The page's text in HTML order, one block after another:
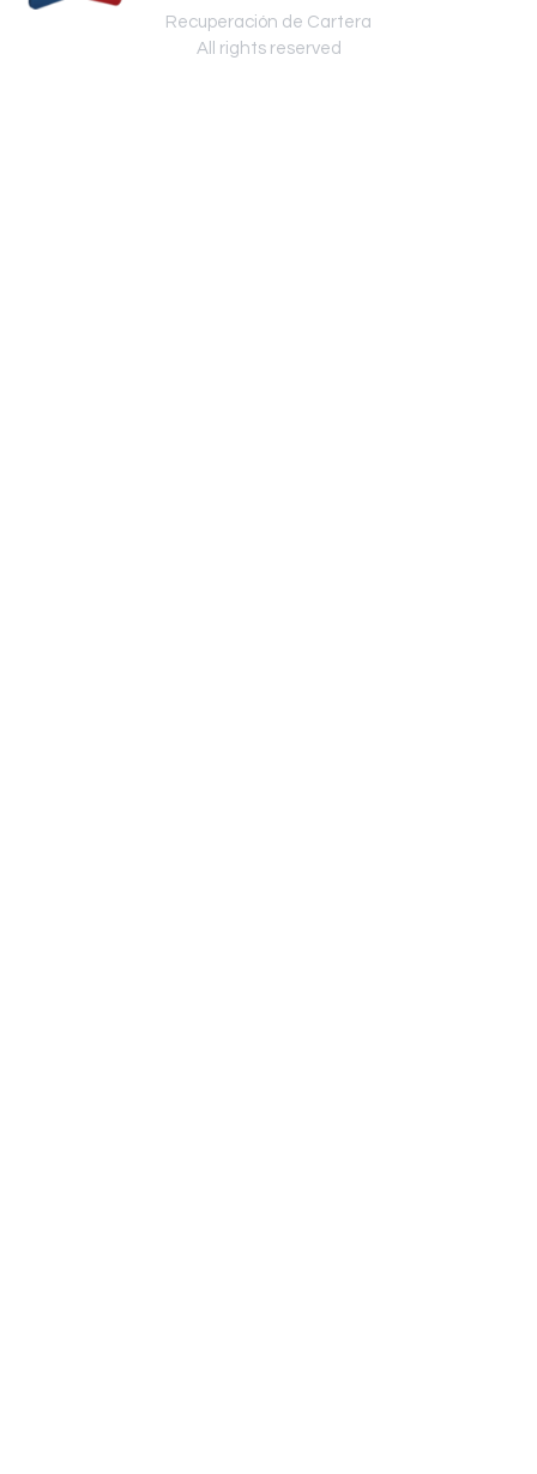
Recuperación de Cartera
All rights reserved